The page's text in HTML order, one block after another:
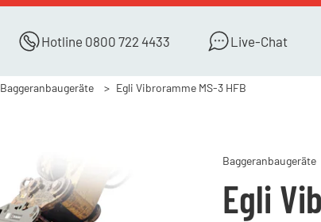
Hotline 0800 722 4433 Live-Chat
Baggeranbaugeräte Egli Vibroramme MS-3 HFB
Baggeranbaugeräte
Egli